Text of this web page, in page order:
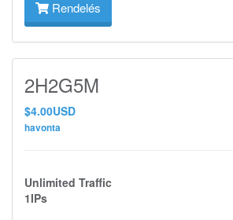
Rendelés
2H2G5M
$4.00USD
havonta
Unlimited Traffic
1IPs